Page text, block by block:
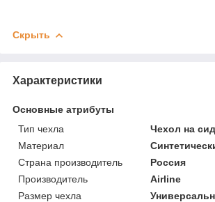
Скрыть
Характеристики
Основные атрибуты
Тип чехла
Чехол на
Материал
Страна производитель
Россия
Производитель
Airline
Размер чехла